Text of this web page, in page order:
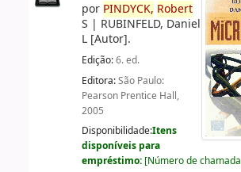
por PINDYCK, Robert
S | RUBINFELD, Daniel
L[Autor].
Edição:6. ed.
Editora:São Paulo:
Pearson Prentice Hall,
2005
Disponibilidade:Itens
disponíveis para
empréstimo: [Número de